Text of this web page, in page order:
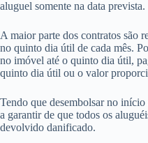
aluguel somente na data prevista.
A maior parte dos contratos são
no quinto dia útil de cada mês.
no imóvel até o quinto dia útil,
quinto dia útil ou o valor
Tendo que desembolsar no
a garantir de que todos os
devolvido danificado.